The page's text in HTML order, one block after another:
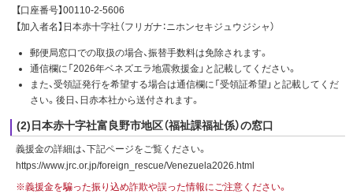
【口座番号】00110-2-5606
【加入者名】日本赤十字社（フリガナ：ニホンセキジュウジシャ）
郵便局窓口での取扱の場合、振替手数料は免除されます。
通信欄に「2026年ベネズエラ地震救援金」と記載してください。
また、受領証発行を希望する場合は通信欄に「受領証希望」と記載してくだ
さい。後日、日赤本社から送付されます。
(2)日本赤十字社富良野市地区（福祉課福祉係）の窓口
義援金の詳細は、下記ページをご覧ください。
https://www.jrc.or.jp/foreign_rescue/Venezuela2026.html
※義援金を騙った振り込め詐欺や誤った情報にご注意ください。